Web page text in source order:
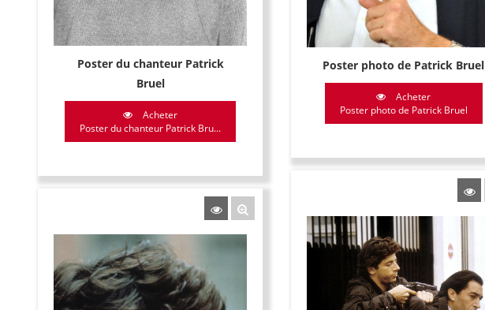
Poster du chanteur Patrick
Bruel
Acheter
Poster du chanteur Patrick Bru...
Poster photo de Patrick Bruel
Acheter
Poster photo de Patrick Bruel